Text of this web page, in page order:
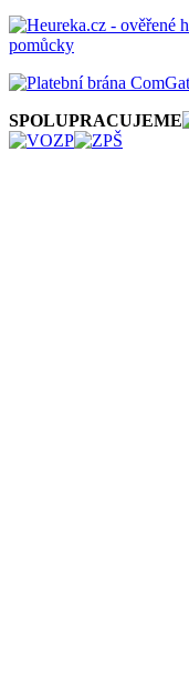
SPOLUPRACUJEME